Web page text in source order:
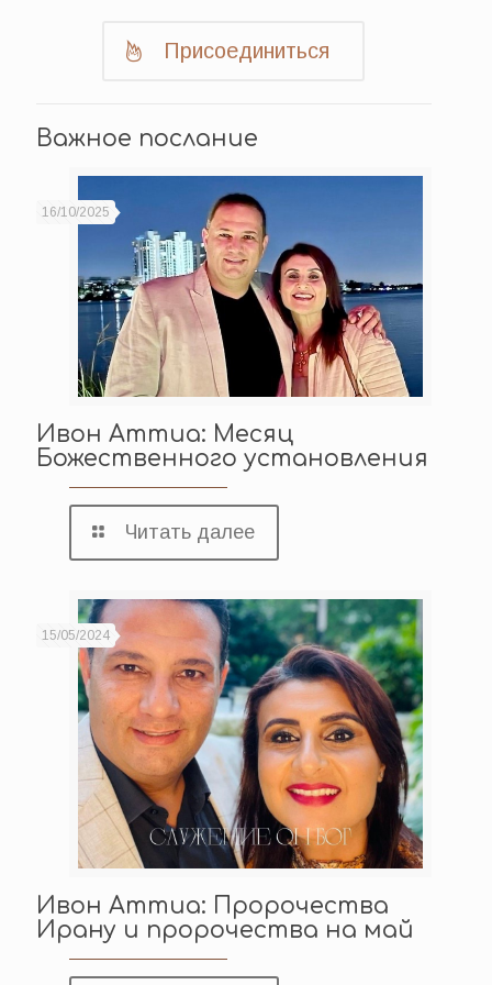
Присоединиться
Важное послание
16/10/2025
Ивон Аттиа: Месяц
Божественного установления
Читать далее
15/05/2024
Ивон Аттиа: Пророчества
Ирану и пророчества на май